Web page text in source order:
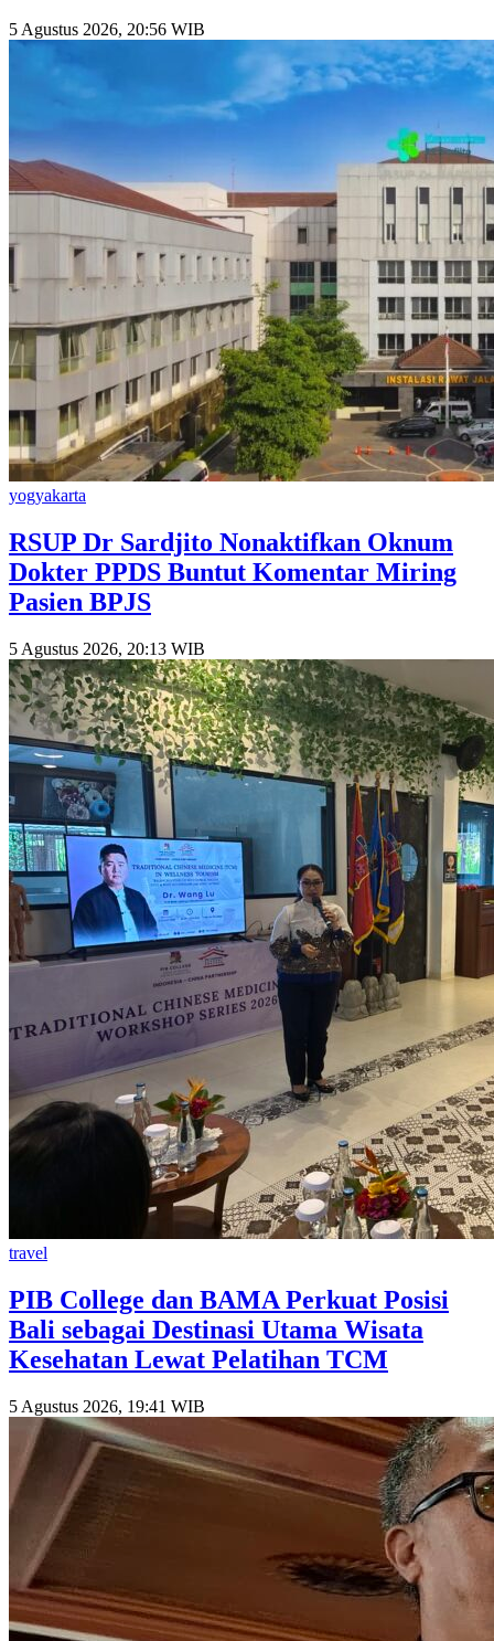
5 Agustus 2026, 20:56 WIB
yogyakarta
RSUP Dr Sardjito Nonaktifkan Oknum
Dokter PPDS Buntut Komentar Miring
Pasien BPJS
5 Agustus 2026, 20:13 WIB
travel
PIB College dan BAMA Perkuat Posisi
Bali sebagai Destinasi Utama Wisata
Kesehatan Lewat Pelatihan TCM
5 Agustus 2026, 19:41 WIB